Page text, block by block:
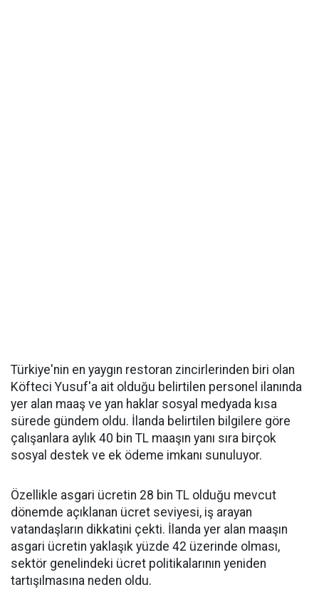
Türkiye'nin en yaygın restoran zincirlerinden biri olan
Köfteci Yusuf'a ait olduğu belirtilen personel ilanında
yer alan maaş ve yan haklar sosyal medyada kısa
sürede gündem oldu. İlanda belirtilen bilgilere göre
çalışanlara aylık 40 bin TL maaşın yanı sıra birçok
sosyal destek ve ek ödeme imkanı sunuluyor.
Özellikle asgari ücretin 28 bin TL olduğu mevcut
dönemde açıklanan ücret seviyesi, iş arayan
vatandaşların dikkatini çekti. İlanda yer alan maaşın
asgari ücretin yaklaşık yüzde 42 üzerinde olması,
sektör genelindeki ücret politikalarının yeniden
tartışılmasına neden oldu.